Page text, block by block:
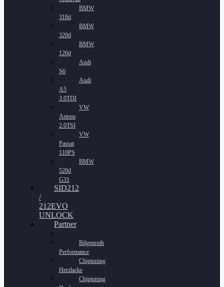
BMW
318d
BMW
320d
BMW
120d
Audi
S6
Audi
A5
3.0TDI
VW
Arteon
2.0TSI
VW
Passat
110PS
BMW
520d
G31
SID212
/
212EVO
UNLOCK
Partner
Bilgenroth
Performance
Chiptuning
Herzlacke
Chiptuning